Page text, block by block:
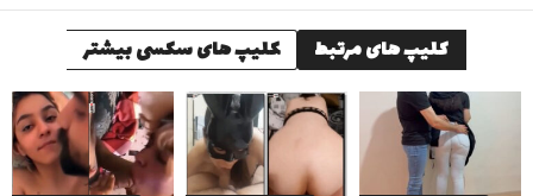
کلیپ های مرتبط کلیپ های سکسی بیشتر